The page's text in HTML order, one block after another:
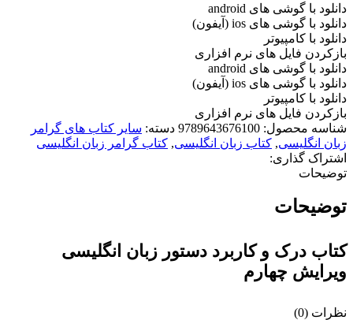
دانلود با گوشی های android
دانلود با گوشی های ios (آیفون)
دانلود با کامپیوتر
بازکردن فایل های نرم افزاری
دانلود با گوشی های android
دانلود با گوشی های ios (آیفون)
دانلود با کامپیوتر
بازکردن فایل های نرم افزاری
شناسه محصول: 9789643676100 دسته: سایر کتاب های گرامر
زبان انگلیسی, کتاب زبان انگلیسی, کتاب گرامر زبان انگلیسی
اشتراک گذاری:
توضیحات
توضیحات
کتاب درک و کاربرد دستور زبان انگلیسی
ویرایش چهارم
نظرات (0)